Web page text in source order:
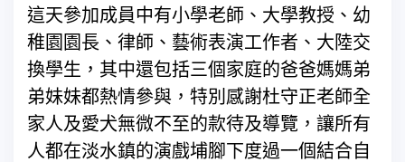
這天參加成員中有小學老師、大學教授、幼
稚園園長、律師、藝術表演工作者、大陸交
換學生，其中還包括三個家庭的爸爸媽媽弟
弟妹妹都熱情參與，特別感謝杜守正老師全
家人及愛犬無微不至的款待及導覽，讓所有
人都在淡水鎮的演戲埔腳下度過一個結合自